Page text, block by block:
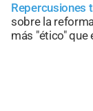
Repercusiones
sobre la
más "ético" que